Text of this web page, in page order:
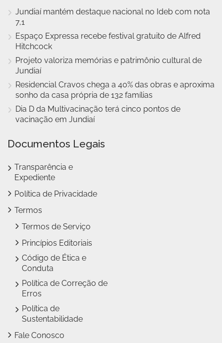
Jundiaí mantém destaque nacional no Ideb com nota
7,1
Espaço Expressa recebe festival gratuito de Alfred
Hitchcock
Projeto valoriza memórias e patrimônio cultural de
Jundiaí
Residencial Cravos chega a 40% das obras e aproxima
sonho da casa própria de 132 famílias
Dia D da Multivacinação terá cinco pontos de
vacinação em Jundiaí
Documentos Legais
Transparência e
Expediente
Política de Privacidade
Termos
Termos de Serviço
Princípios Editoriais
Código de Ética e
Conduta
Política de Correção de
Erros
Política de
Sustentabilidade
Fale Conosco